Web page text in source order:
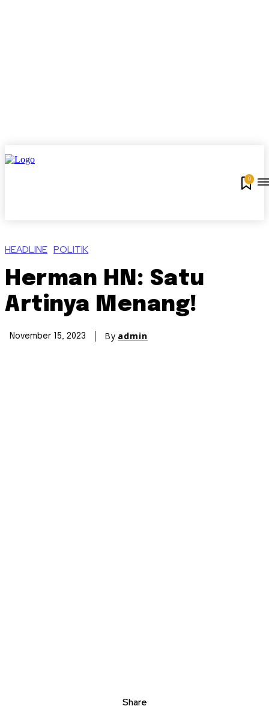
0
HEADLINE POLITIK
Herman HN: Satu
Artinya Menang!
November 15, 2023 By admin
Share